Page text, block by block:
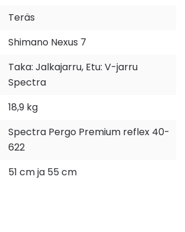
Teräs
Shimano Nexus 7
Taka: Jalkajarru, Etu: V-jarru
Spectra
18,9 kg
Spectra Pergo Premium reflex 40-
622
51 cm ja 55 cm